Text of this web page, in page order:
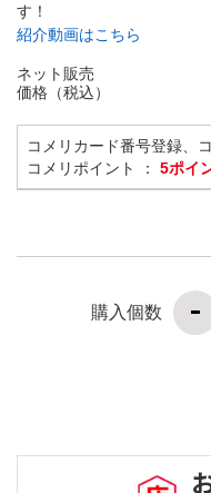
す！
紹介動画はこちら
ネット販売
価格（税込）
コメリカード番号登録、
コメリポイント ： 5ポイ
購入個数